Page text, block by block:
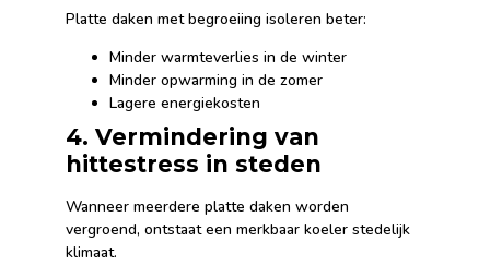
Platte daken met begroeiing isoleren beter:
Minder warmteverlies in de winter
Minder opwarming in de zomer
Lagere energiekosten
4. Vermindering van
hittestress in steden
Wanneer meerdere platte daken worden
vergroend, ontstaat een merkbaar koeler stedelijk
klimaat.